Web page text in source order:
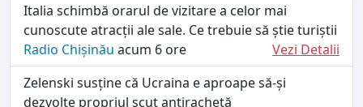
Italia schimbă orarul de vizitare a celor mai
cunoscute atracții ale sale. Ce trebuie să știe turiștii
Radio Chișinău acum 6 ore
Vezi Detalii
Zelenski susține că Ucraina e aproape să-și
dezvolte propriul scut antirachetă